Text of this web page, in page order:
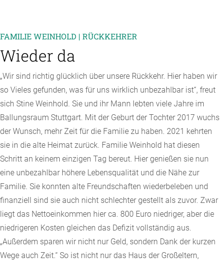
FAMILIE WEINHOLD | RÜCKKEHRER
Wieder da
„Wir sind richtig glücklich über unsere Rückkehr. Hier haben wir
so Vieles gefunden, was für uns wirklich unbezahlbar ist“, freut
sich Stine Weinhold. Sie und ihr Mann lebten viele Jahre im
Ballungsraum Stuttgart. Mit der Geburt der Tochter 2017 wuchs
der Wunsch, mehr Zeit für die Familie zu haben. 2021 kehrten
sie in die alte Heimat zurück. Familie Weinhold hat diesen
Schritt an keinem einzigen Tag bereut. Hier genießen sie nun
eine unbezahlbar höhere Lebensqualität und die Nähe zur
Familie. Sie konnten alte Freundschaften wiederbeleben und
finanziell sind sie auch nicht schlechter gestellt als zuvor. Zwar
liegt das Nettoeinkommen hier ca. 800 Euro niedriger, aber die
niedrigeren Kosten gleichen das Defizit vollständig aus.
„Außerdem sparen wir nicht nur Geld, sondern Dank der kurzen
Wege auch Zeit.“ So ist nicht nur das Haus der Großeltern,